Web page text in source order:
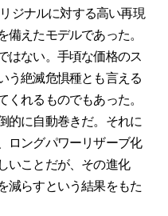
ジナルに対する高い再現
備えたモデルであった。
はない。手頃な価格のス
う絶滅危惧種とも言える
くれるものでもあった。
的に自動巻きだ。それに
ロングパワーリザーブ化
いことだが、その進化
減らすという結果をもた